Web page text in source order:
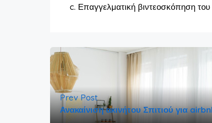
c. Επαγγελματική βιντεοσκόπηση του
Prev Post
Ανακαίνιση ακινήτου Σπιτιού για